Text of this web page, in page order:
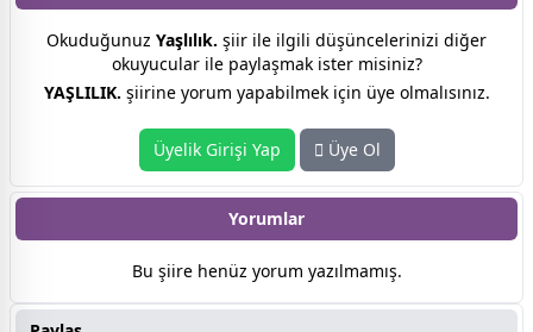
Okuduğunuz Yaşlılık. şiir ile ilgili düşüncelerinizi diğer
okuyucular ile paylaşmak ister misiniz?
YAŞLILIK. şiirine yorum yapabilmek için üye olmalısınız.
Üyelik Girişi Yap Üye Ol
Yorumlar
Bu şiire henüz yorum yazılmamış.